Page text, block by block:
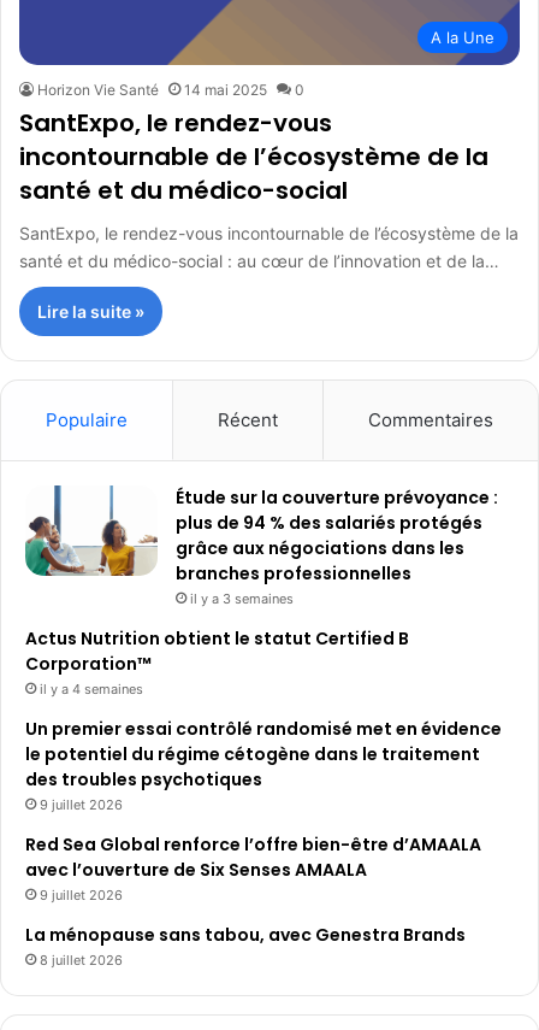
A la Une
Horizon Vie Santé 14 mai 2025 0
SantExpo, le rendez-vous
incontournable de l’écosystème de la
santé et du médico-social
SantExpo, le rendez-vous incontournable de l’écosystème de la
santé et du médico-social : au cœur de l’innovation et de la…
Lire la suite »
Populaire Récent Commentaires
Étude sur la couverture prévoyance :
plus de 94 % des salariés protégés
grâce aux négociations dans les
branches professionnelles
il y a 3 semaines
Actus Nutrition obtient le statut Certified B
Corporation™
il y a 4 semaines
Un premier essai contrôlé randomisé met en évidence
le potentiel du régime cétogène dans le traitement
des troubles psychotiques
9 juillet 2026
Red Sea Global renforce l’offre bien-être d’AMAALA
avec l’ouverture de Six Senses AMAALA
9 juillet 2026
La ménopause sans tabou, avec Genestra Brands
8 juillet 2026